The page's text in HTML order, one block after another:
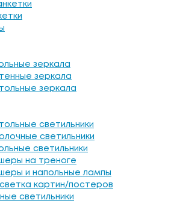
зеркала
зеркала
зеркала
светильники
светильники
светильники
на треноге
и напольные лампы
картин/постеров
светильники